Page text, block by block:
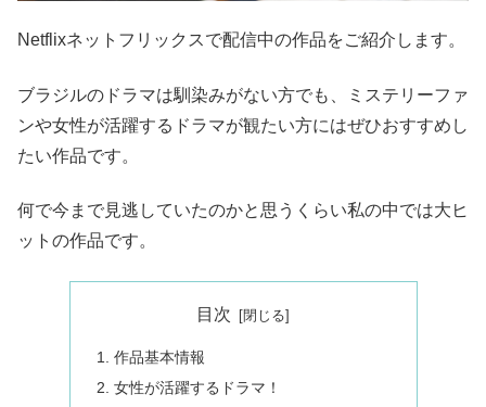
Netflixネットフリックスで配信中の作品をご紹介します。
ブラジルのドラマは馴染みがない方でも、ミステリーファ
ンや女性が活躍するドラマが観たい方にはぜひおすすめし
たい作品です。
何で今まで見逃していたのかと思うくらい私の中では大ヒ
ットの作品です。
目次
作品基本情報
女性が活躍するドラマ！